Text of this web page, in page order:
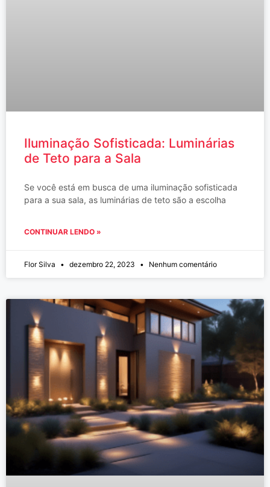
Iluminação Sofisticada: Luminárias
de Teto para a Sala
Se você está em busca de uma iluminação sofisticada
para a sua sala, as luminárias de teto são a escolha
CONTINUAR LENDO »
Flor Silva dezembro 22, 2023 Nenhum comentário